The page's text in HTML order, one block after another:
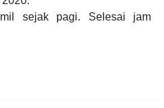
sejak pagi. Selesai jam